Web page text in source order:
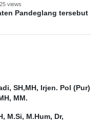
views
Pandeglang tersebut
SH,MH, Irjen. Pol (Pur)
MM.
M.Si, M.Hum, Dr,